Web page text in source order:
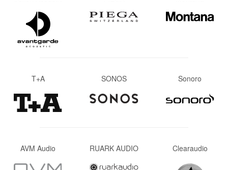
T+A SONOS Sonoro
AVM Audio RUARK AUDIO Clearaudio